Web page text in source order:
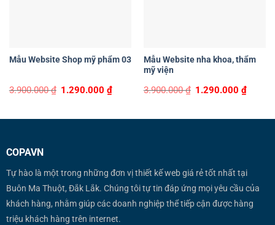
Mẫu Website Shop mỹ phẩm 03
3.900.000₫ Original
1.290.000₫Current
Mẫu Website nha khoa, thẩm
mỹ viện
3.900.000₫ Original
1.290.000₫Current
COPAVN
Tự hào là một trong những đơn vị thiết kế web giá rẻ tốt nhất tại
Buôn Ma Thuột, Đắk Lắk. Chúng tôi tự tin đáp ứng mọi yêu cầu của
khách hàng, nhằm giúp các doanh nghiệp thể tiếp cận được hàng
triệu khách hàng trên internet.